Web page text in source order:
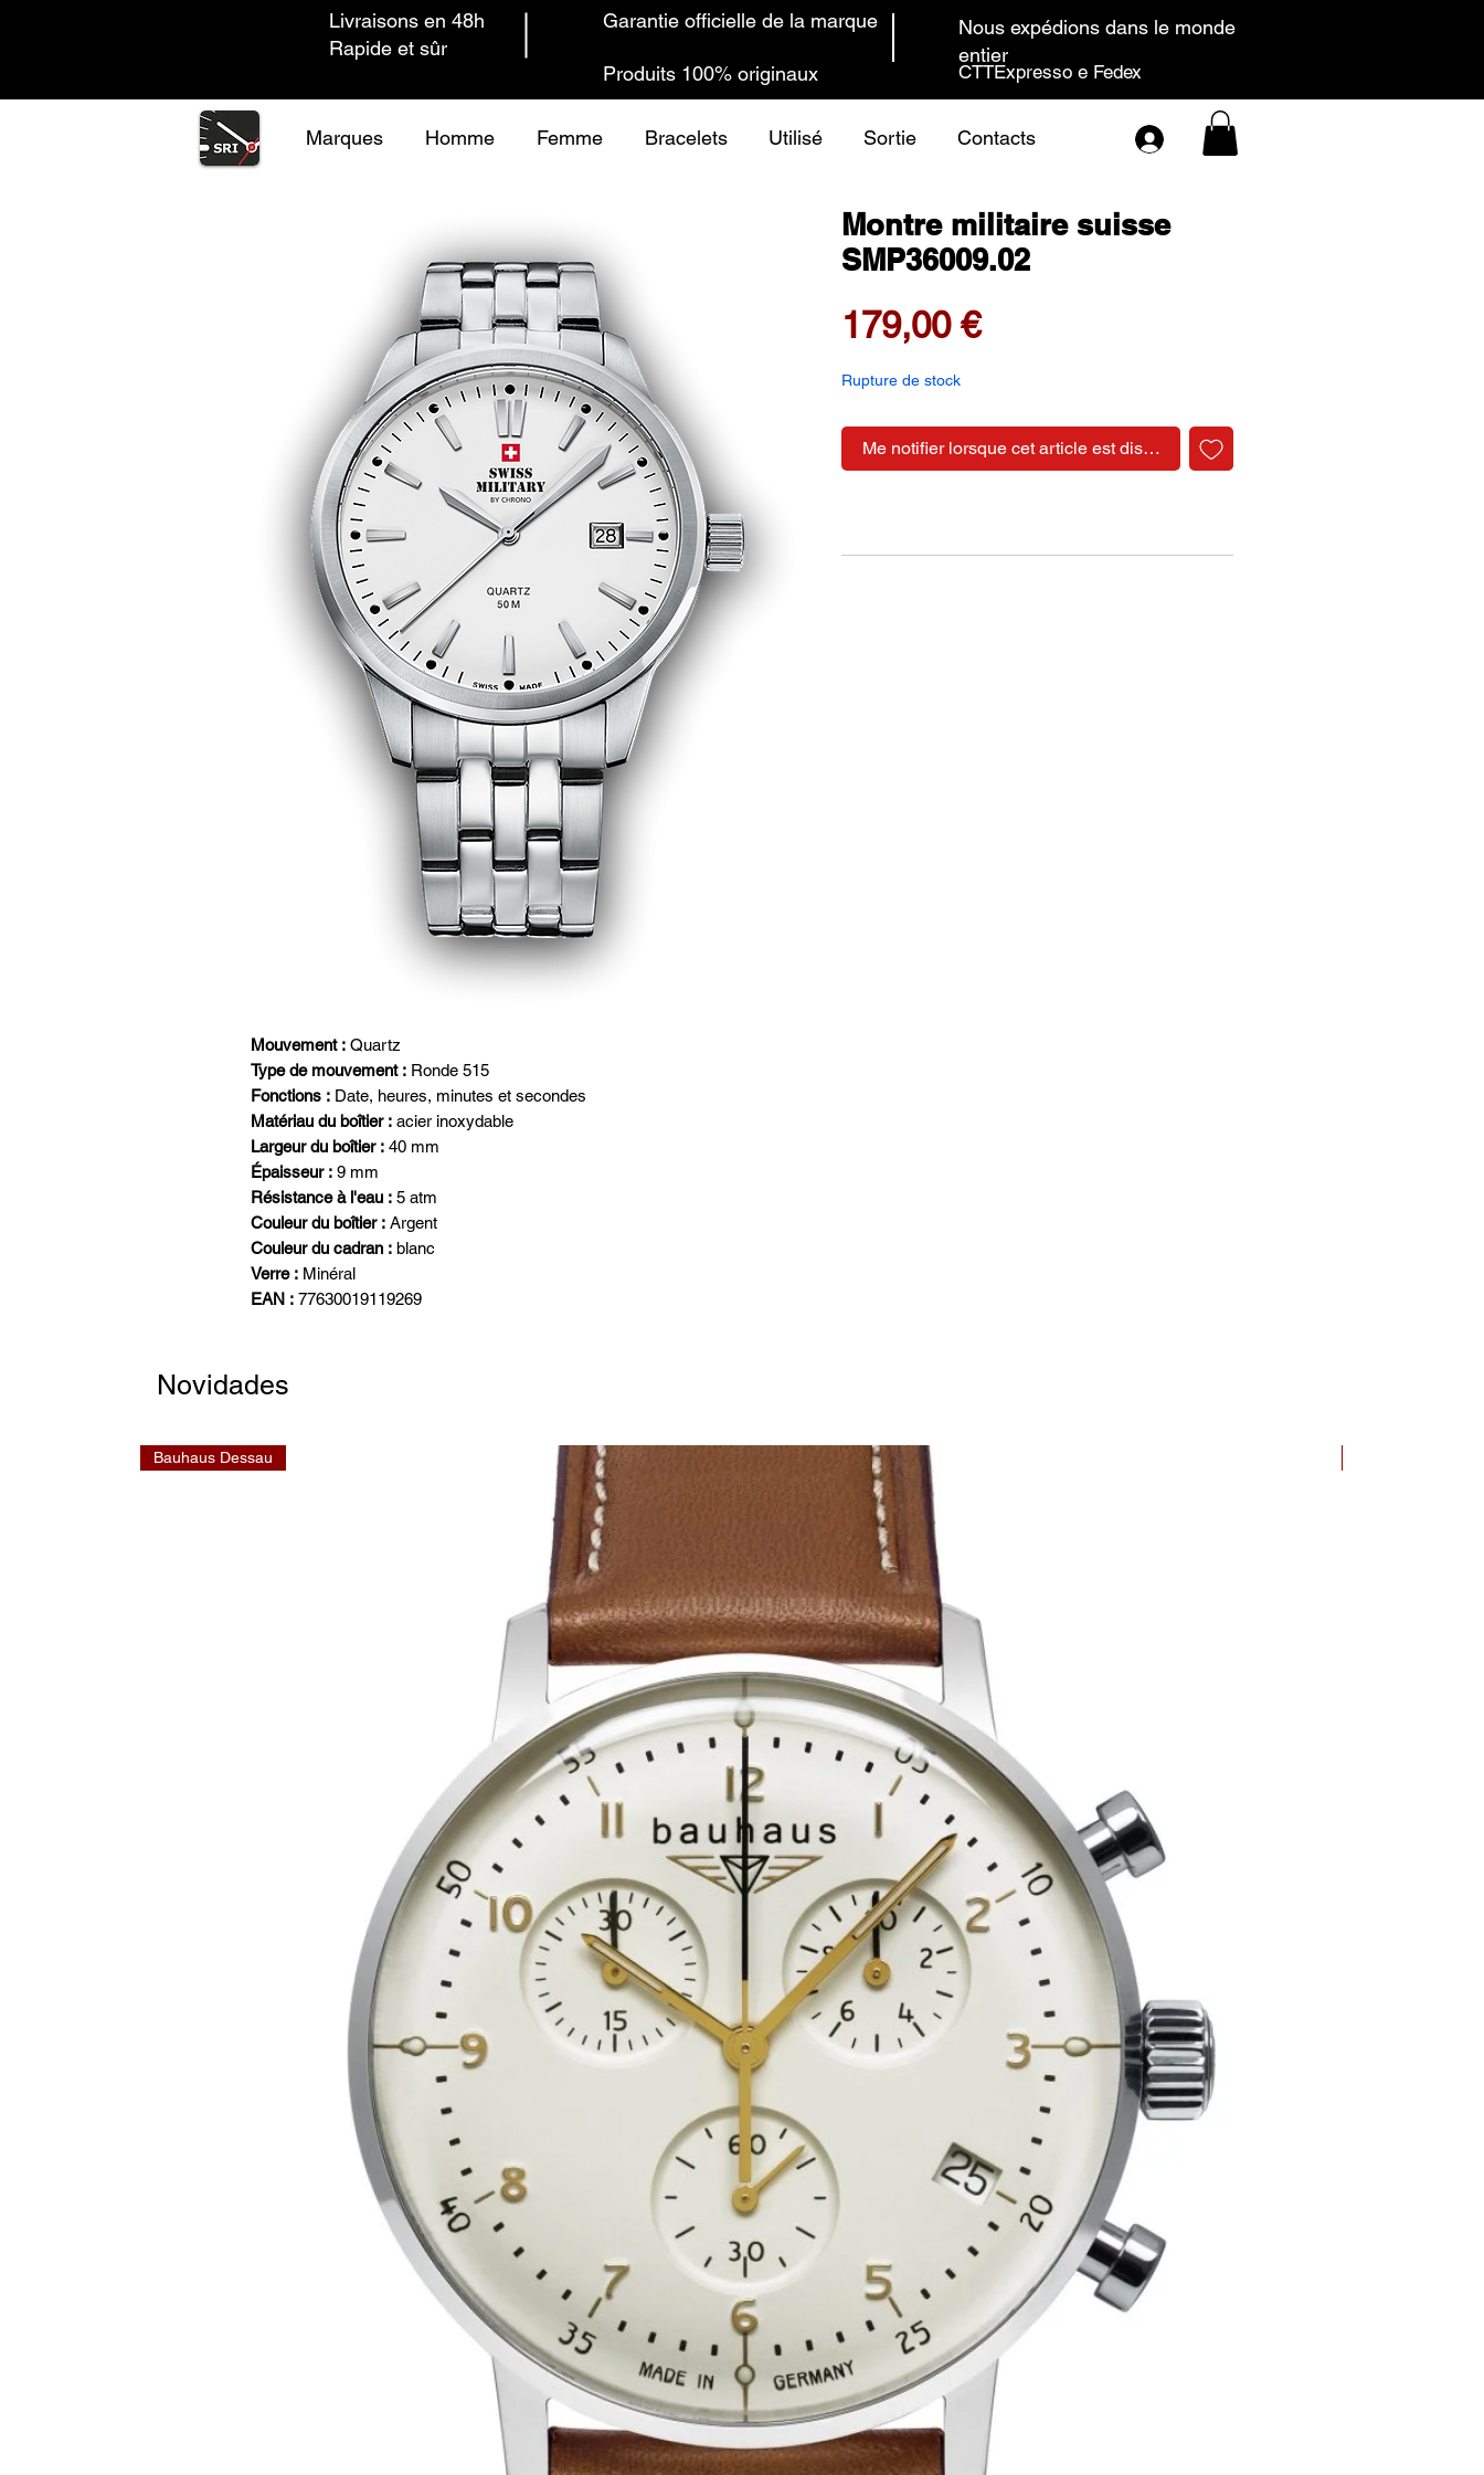
Livraisons en 48h
Rapide et sûr
Produits 100% originaux
Garantie officielle de la marque
Nous expédions dans le monde
entier
CTTExpresso e Fedex
Marques Homme Femme Bracelets Utilisé Sortie Contacts
Mouvement : Quartz
Type de mouvement : Ronde 515
Fonctions : Date, heures, minutes et secondes
Matériau du boîtier : acier inoxydable
Largeur du boîtier : 40 mm
Épaisseur : 9 mm
Résistance à l'eau : 5 atm
Couleur du boîtier : Argent
Couleur du cadran : blanc
Verre : Minéral
EAN : 77630019119269
Montre militaire suisse
SMP36009.02
179,00 €Prix
Rupture de stock
Me notifier lorsque cet article est disponible
Novidades
Bauhaus Dessau